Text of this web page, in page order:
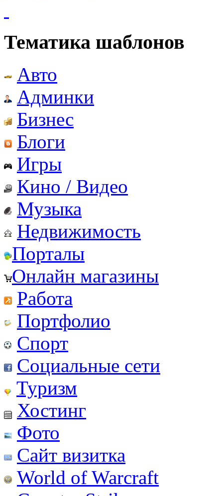
Тематика шаблонов
Авто
Админки
Бизнес
Блоги
Игры
Кино / Видео
Музыка
Недвижимость
Порталы
Онлайн магазины
Работа
Портфолио
Спорт
Социальные сети
Туризм
Хостинг
Фото
Сайт визитка
World of Warcraft